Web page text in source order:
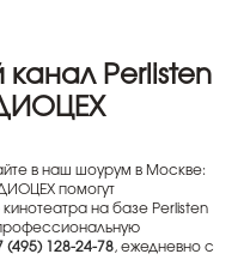
канал Perlisten
в наш шоурум в Москве:
помогут
на базе Perlisten
(495) 128-24-78, ежедневно с